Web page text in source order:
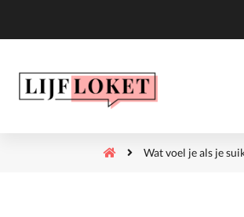
Wat voel je als je